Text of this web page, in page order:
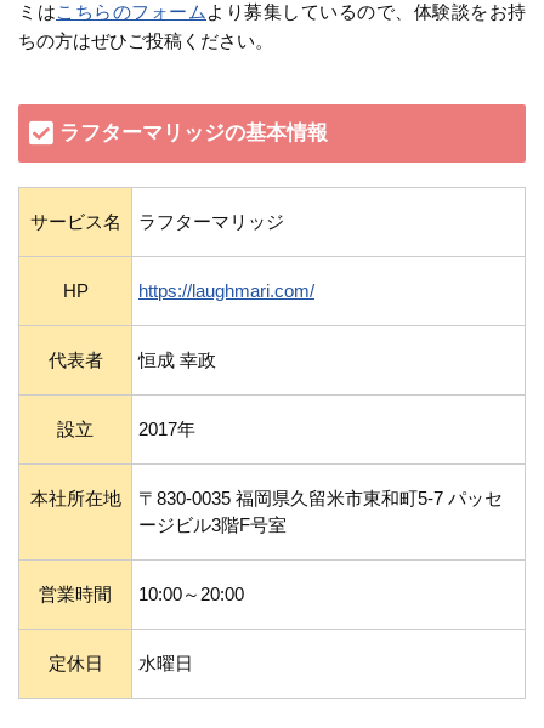
ミはこちらのフォームより募集しているので、体験談をお持
ちの方はぜひご投稿ください。
ラフターマリッジの基本情報
サービス名 ラフターマリッジ
HP https://laughmari.com/
代表者 恒成 幸政
設立 2017年
本社所在地
〒830-0035 福岡県久留米市東和町5-7 パッセ
ージビル3階F号室
営業時間 10:00～20:00
定休日 水曜日